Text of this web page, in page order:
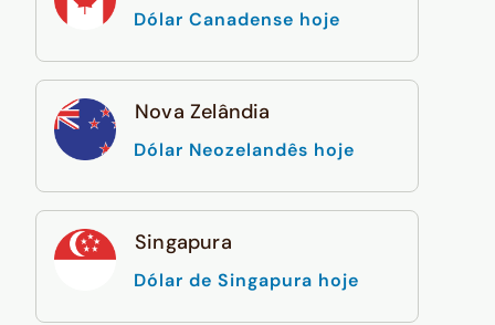
Dólar Canadense hoje
Nova Zelândia
Dólar Neozelandês hoje
Singapura
Dólar de Singapura hoje